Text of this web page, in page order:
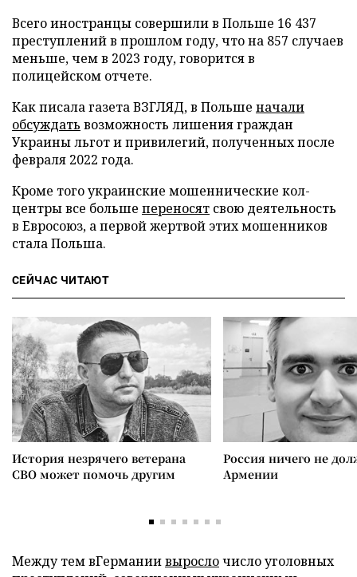
Всего иностранцы совершили в Польше 16 437
преступлений в прошлом году, что на 857 случаев
меньше, чем в 2023 году, говорится в
полицейском отчете.
Как писала газета ВЗГЛЯД, в Польше начали
обсуждать возможность лишения граждан
Украины льгот и привилегий, полученных после
февраля 2022 года.
Кроме того украинские мошеннические кол-
центры все больше переносят свою деятельность
в Евросоюз, а первой жертвой этих мошенников
стала Польша.
СЕЙЧАС ЧИТАЮТ
История незрячего ветерана
СВО может помочь другим
Россия ничего не
Армении
Между тем вГерманиивырослочисло уголовных